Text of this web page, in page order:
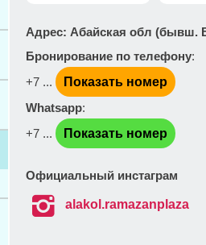
Адрес: Абайская обл (бывш.
Бронирование по телефону:
+7 ...
Показать номер
Whatsapp:
+7 ...
Показать номер
Официальный инстаграм
 alakol.ramazanplaza